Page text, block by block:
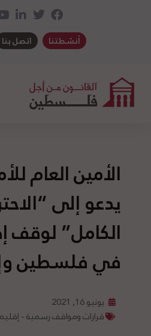
أنشطتنا اتصل بنا
الأمين العام
يدعو إلى
الكامل” لوقف
في فلسطين
يونيو 16, 2021
قرارات ومواقف رسمية -